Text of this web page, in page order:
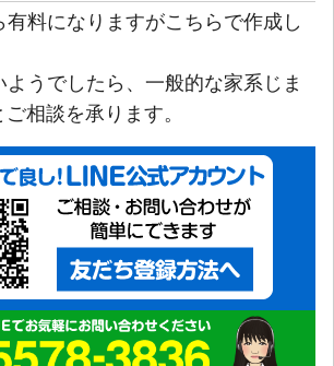
料になりますがこちらで作成し
うでしたら、一般的な家系じま
相談を承ります。